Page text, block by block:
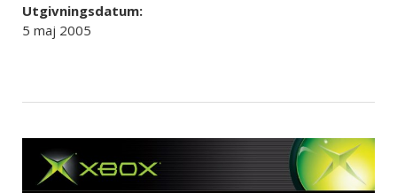
Utgivningsdatum:
5 maj 2005